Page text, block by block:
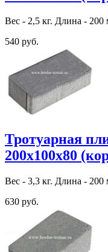
Вес - 2,5 кг. Длина -
540 руб.
Тротуарная
200х100х80
Вес - 3,3 кг. Длина -
630 руб.